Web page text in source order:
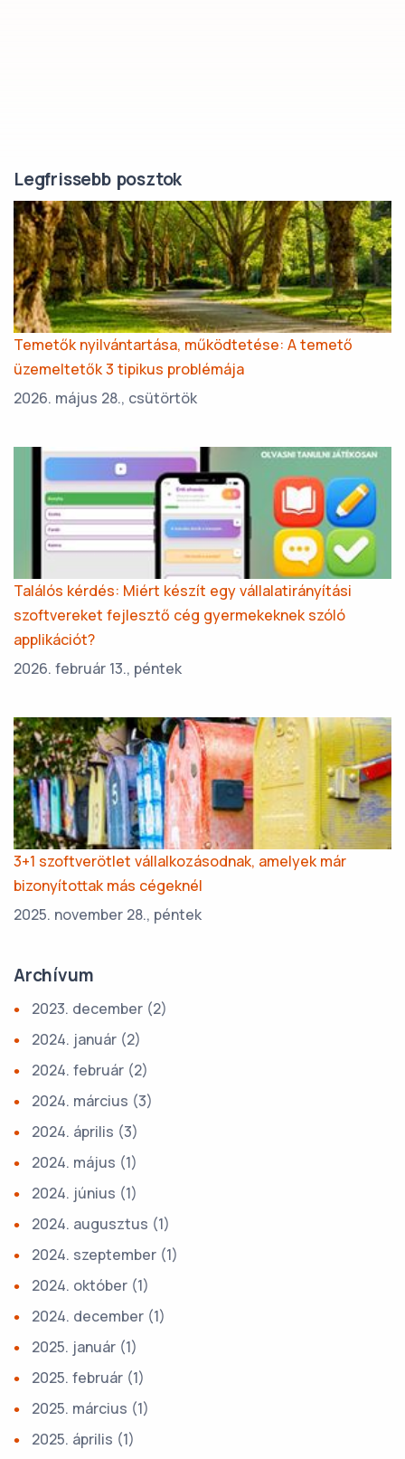
Legfrissebb posztok
Temetők nyilvántartása, működtetése: A temető
üzemeltetők 3 tipikus problémája
2026. május 28., csütörtök
Találós kérdés: Miért készít egy vállalatirányítási
szoftvereket fejlesztő cég gyermekeknek szóló
applikációt?
2026. február 13., péntek
3+1 szoftverötlet vállalkozásodnak, amelyek már
bizonyítottak más cégeknél
2025. november 28., péntek
Archívum
2023. december (2)
2024. január (2)
2024. február (2)
2024. március (3)
2024. április (3)
2024. május (1)
2024. június (1)
2024. augusztus (1)
2024. szeptember (1)
2024. október (1)
2024. december (1)
2025. január (1)
2025. február (1)
2025. március (1)
2025. április (1)